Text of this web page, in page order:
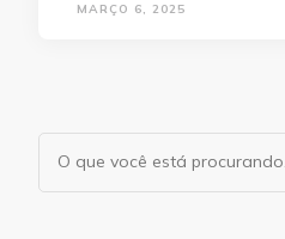
MARÇO 6, 2025
Procurando
algo?